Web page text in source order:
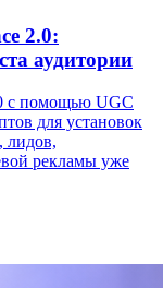
2.0:
аудитории
с помощью UGC
для установок
лидов,
рекламы уже